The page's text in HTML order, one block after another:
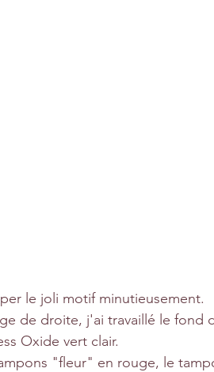
le joli motif minutieusement.
de droite, j'ai travaillé le fond
Oxide vert clair.
"fleur" en rouge, le